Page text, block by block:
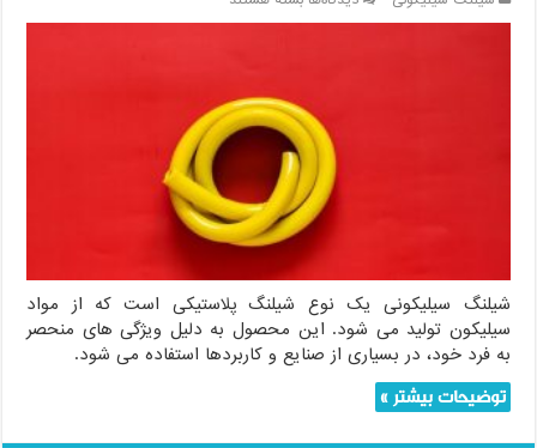
قیمت
شیلنگ سیلیکونی یک نوع شیلنگ پلاستیکی است که از مواد
سیلیکون تولید می شود. این محصول به دلیل ویژگی های منحصر
به فرد خود، در بسیاری از صنایع و کاربردها استفاده می شود.
توضیحات بیشتر »